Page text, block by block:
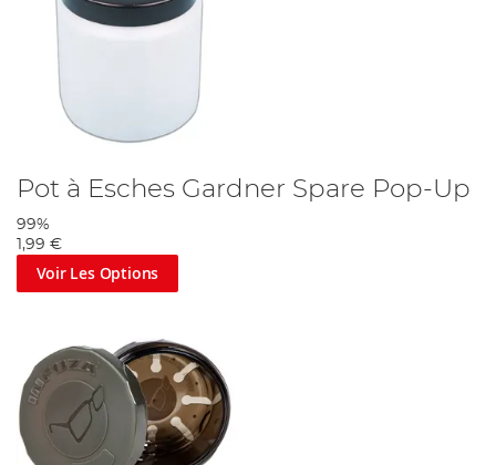
Pot à Esches Gardner Spare Pop-Up
99%
1,99 €
Voir Les Options